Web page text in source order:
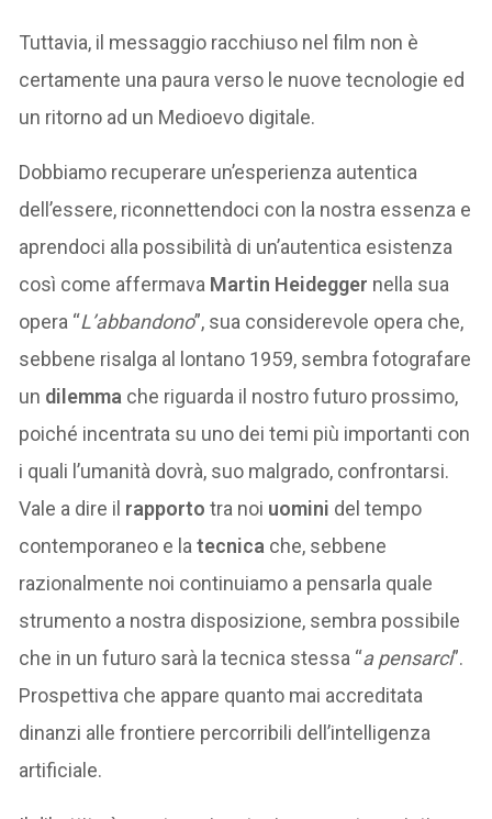
Tuttavia, il messaggio racchiuso nel film non è
certamente una paura verso le nuove tecnologie ed
un ritorno ad un Medioevo digitale.
Dobbiamo recuperare un’esperienza autentica
dell’essere, riconnettendoci con la nostra essenza e
aprendoci alla possibilità di un’autentica esistenza
così come affermava Martin Heidegger nella sua
opera “L’abbandono”, sua considerevole opera che,
sebbene risalga al lontano 1959, sembra fotografare
un dilemma che riguarda il nostro futuro prossimo,
poiché incentrata su uno dei temi più importanti con
i quali l’umanità dovrà, suo malgrado, confrontarsi.
Vale a dire il rapporto tra noi uomini del tempo
contemporaneo e latecnica che, sebbene
razionalmente noi continuiamo a pensarla quale
strumento a nostra disposizione, sembra possibile
che in un futuro sarà la tecnica stessa “a pensarci”.
Prospettiva che appare quanto mai accreditata
dinanzi alle frontiere percorribili dell’intelligenza
artificiale.